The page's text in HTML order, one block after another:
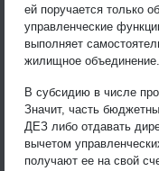
ей поручается только
управленческие
выполняет
жилищное объединение.
В субсидию в числе
Значит, часть
ДЕЗ либо отдавать
вычетом
получают ее на свой